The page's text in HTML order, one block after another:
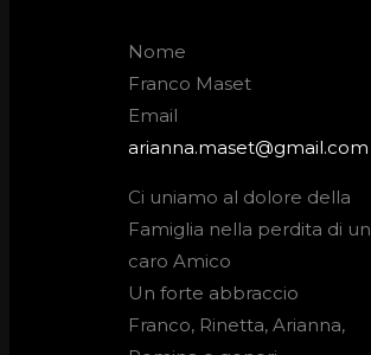
Nome
Franco Maset
Email
arianna.maset@gmail.com
Ci uniamo al dolore della
Famiglia nella perdita di un
caro Amico
Un forte abbraccio
Franco, Rinetta, Arianna,